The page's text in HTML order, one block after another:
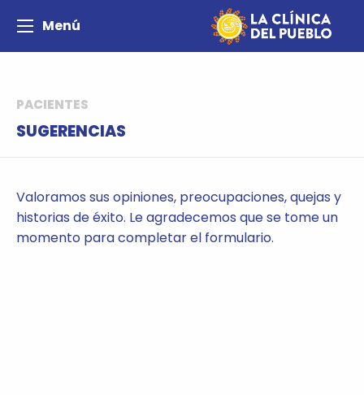
Menú
PACIENTES
SUGERENCIAS
Valoramos sus opiniones, preocupaciones, quejas y
historias de éxito. Le agradecemos que se tome un
momento para completar el formulario.